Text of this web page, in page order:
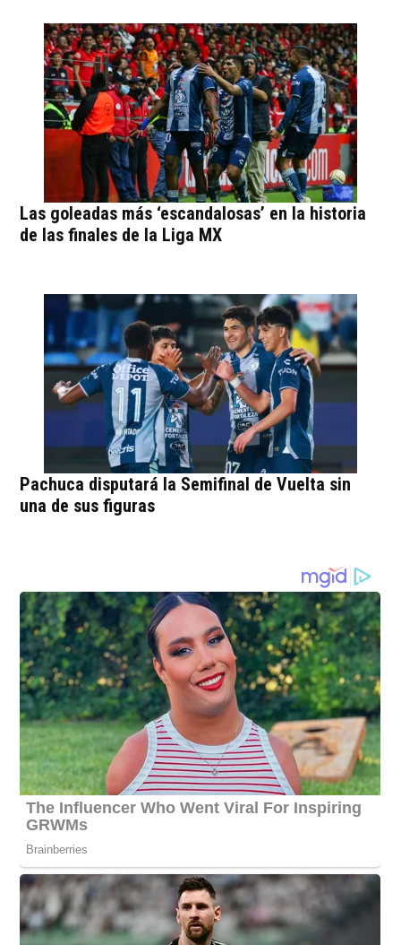
Las goleadas más ‘escandalosas’ en la historia
de las finales de la Liga MX
Pachuca disputará la Semifinal de Vuelta sin
una de sus figuras